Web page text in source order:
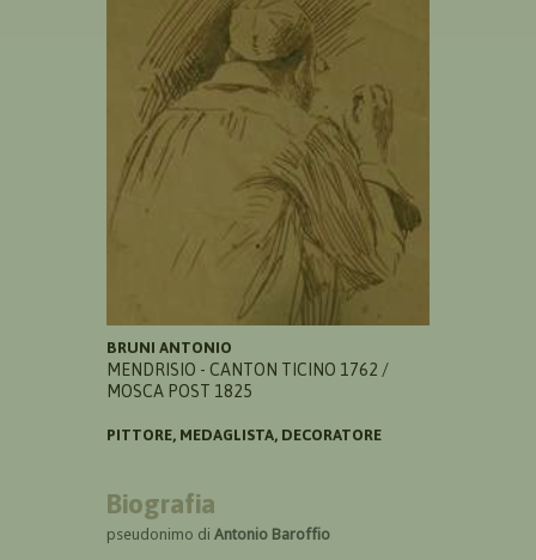
BRUNI ANTONIO
MENDRISIO - CANTON TICINO 1762 /
MOSCA POST 1825
PITTORE, MEDAGLISTA, DECORATORE
Biografia
pseudonimo di Antonio Baroffio